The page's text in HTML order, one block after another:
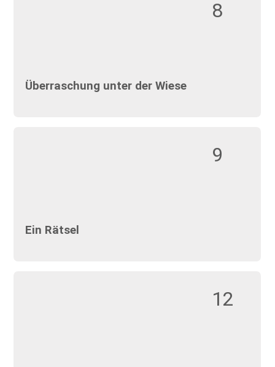
8
Überraschung unter der Wiese
9
Ein Rätsel
12